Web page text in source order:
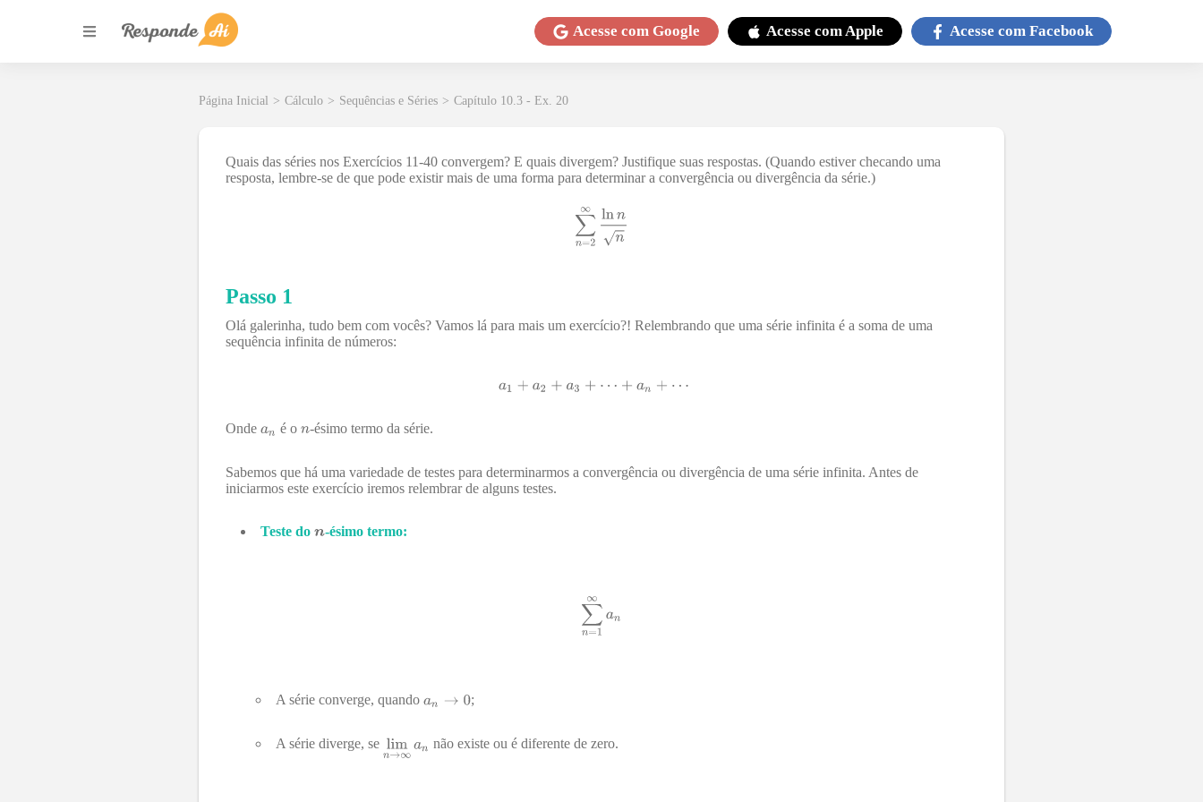
Acesse com Google Acesse comApple Acesse com Facebook
Página Inicial > Cálculo > Sequências e Séries > Capítulo 10.3 - Ex. 20
Quais das séries nos Exercícios 11-40 convergem? E quais divergem? Justifique suas respostas. (Quando estiver checando uma
resposta, lembre-se de que pode existir mais de uma forma para determinar a convergência ou divergência da série.)
Passo 1
Olá galerinha, tudo bem com vocês? Vamos lá para mais um exercício?! Relembrando que uma série infinita é a soma de uma
sequência infinita de números:
Onde é o -ésimo termo da série.
Sabemos que há uma variedade de testes para determinarmos a convergência ou divergência de uma série infinita. Antes de
iniciarmos este exercício iremos relembrar de alguns testes.
Teste do -ésimo termo:
A série converge, quando ;
A série diverge, se não existe ou é diferente de zero.